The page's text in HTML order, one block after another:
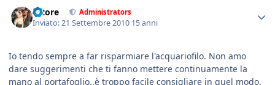
tatore Administrators
Inviato:21 Settembre 2010 15 anni
Io tendo sempre a far risparmiare l'acquariofilo. Non amo
dare suggerimenti che ti fanno mettere continuamente la
mano al portafoglio..è troppo facile consigliare in quel modo.